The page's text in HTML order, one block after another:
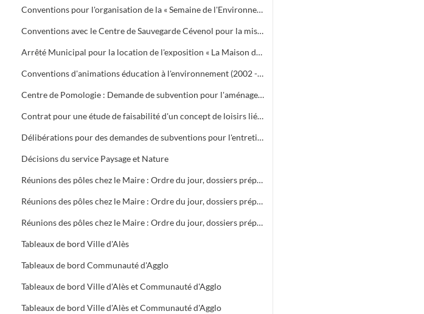
Conventions pour l'organisation de la « Semaine de l'Environnement » (2000) et la « Journée de l'Environnement » du 15 juin 2001 (avec la Croix Rouge)
Conventions avec le Centre de Sauvegarde Cévenol pour la mise à disposition de locaux et de terrains et leur aménagement
Arrêté Municipal pour la location de l'exposition « La Maison des Mégawatts »
Conventions d'animations éducation à l'environnement (2002 - 2004). Bilan des actions scolaires et tout public (2001 - 2002)
Centre de Pomologie : Demande de subvention pour l'aménagement de locaux, contrat d'objectifs (2001), don d'ouvrages à la Médiathèque (2004)
Contrat pour une étude de faisabilité d'un concept de loisirs lié à la reconversion d'une friche minière : Prologue Ingénierie
Délibérations pour des demandes de subventions pour l'entretien des cours d'eau communautaires
Décisions du service Paysage et Nature
Réunions des pôles chez le Maire : Ordre du jour, dossiers préparatoires, compte rendus
Réunions des pôles chez le Maire : Ordre du jour, dossiers préparatoires, compte rendus
Réunions des pôles chez le Maire : Ordre du jour, dossiers préparatoires, compte rendus
Tableaux de bord Ville d'Alès
Tableaux de bord Communauté d'Agglo
Tableaux de bord Ville d'Alès et Communauté d'Agglo
Tableaux de bord Ville d'Alès et Communauté d'Agglo